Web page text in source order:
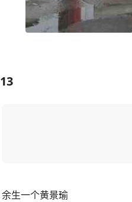
13
余生一个黄景瑜